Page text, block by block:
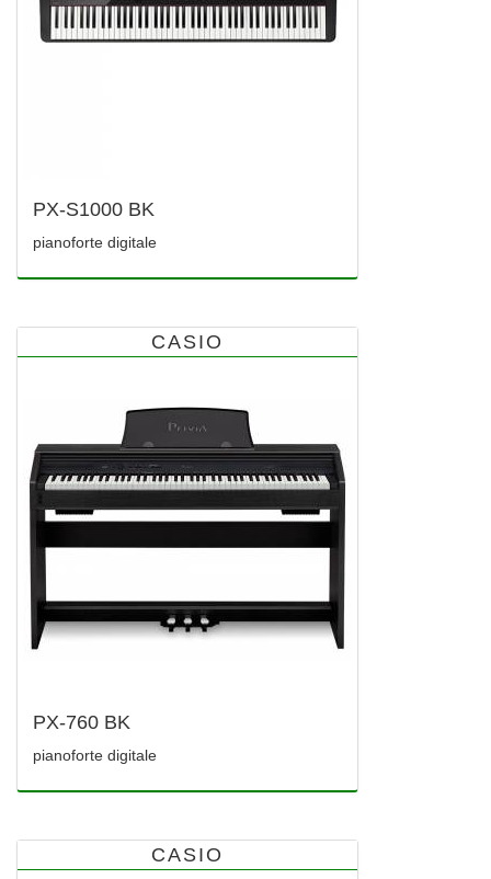
PX-S1000 BK
pianoforte digitale
CASIO
PX-760 BK
pianoforte digitale
CASIO